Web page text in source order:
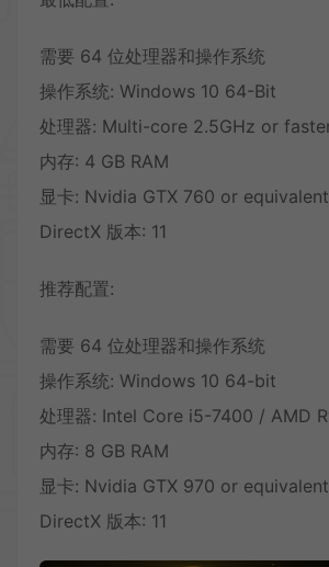
需要 64 位处理器和操作系统
操作系统: Windows 10 64-Bit
处理器: Multi-core 2.5GHz or
内存: 4 GB RAM
显卡: Nvidia GTX 760 or equivalent
DirectX 版本: 11
推荐配置:
需要 64 位处理器和操作系统
操作系统: Windows 10 64-bit
处理器: Intel Core i5-7400 / AMD
内存: 8 GB RAM
显卡: Nvidia GTX 970 or equivalent
DirectX 版本: 11